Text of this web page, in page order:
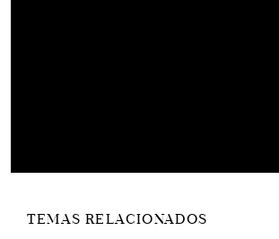
TEMAS RELACIONADOS